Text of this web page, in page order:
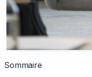
Sommaire